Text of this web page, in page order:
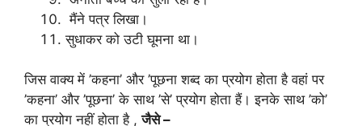
मैंने पत्र लिखा।
सुधाकर को उटी घूमना था।
जिस वाक्य में ’कहना’ और ’पूछना शब्द का प्रयोग होता है वहां पर
’कहना’ और ’पूछना’ के साथ ’से’ प्रयोग होता हैं। इनके साथ ’को’
का प्रयोग नहीं होता है ,जैसे –